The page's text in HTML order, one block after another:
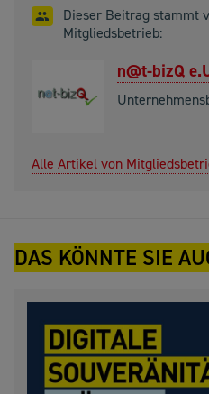
Dieser Beitrag stammt
Mitgliedsbetrieb:
n@t-bizQ
Alle Artikel von
DAS KÖNNTE SIE